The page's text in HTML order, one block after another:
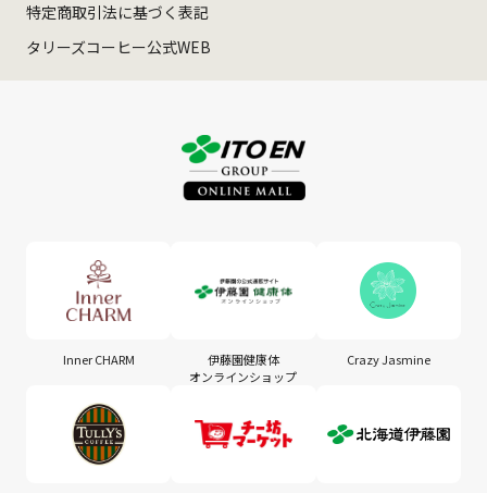
特定商取引法に基づく表記
タリーズコーヒー公式WEB
Inner CHARM
伊藤園健康体
オンラインショップ
Crazy Jasmine